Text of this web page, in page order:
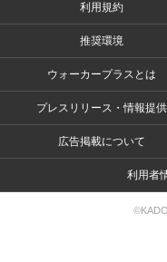
利用規約
推奨環境
ウォーカープラスとは
プレスリリース・情報提供
広告掲載について
利用者